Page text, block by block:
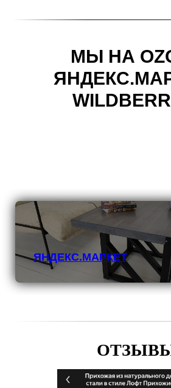
МЫ НА
ЯНДЕКС.МАРКЕТ